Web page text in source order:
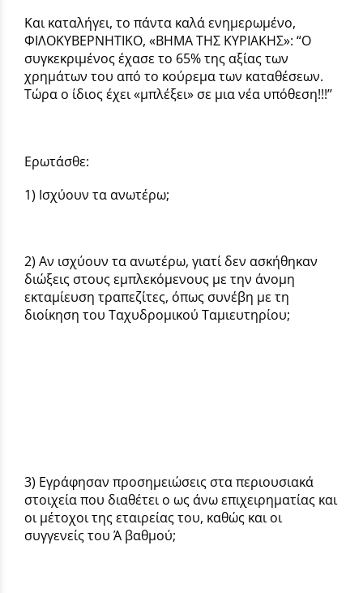
Και καταλήγει, το πάντα καλά ενημερωμένο,
ΦΙΛΟΚΥΒΕΡΝΗΤΙΚΟ, «ΒΗΜΑ ΤΗΣ ΚΥΡΙΑΚΗΣ»: “Ο
συγκεκριμένος έχασε το 65% της αξίας των
χρημάτων του από το κούρεμα των καταθέσεων.
Τώρα ο ίδιος έχει «μπλέξει» σε μια νέα υπόθεση!!!’’
Ερωτάσθε:
1) Ισχύουν τα ανωτέρω;
2) Αν ισχύουν τα ανωτέρω, γιατί δεν ασκήθηκαν
διώξεις στους εμπλεκόμενους με την άνομη
εκταμίευση τραπεζίτες, όπως συνέβη με τη
διοίκηση του Ταχυδρομικού Ταμιευτηρίου;
3) Εγράφησαν προσημειώσεις στα περιουσιακά
στοιχεία που διαθέτει ο ως άνω επιχειρηματίας και
οι μέτοχοι της εταιρείας του, καθώς και οι
συγγενείς του Ά βαθμού;